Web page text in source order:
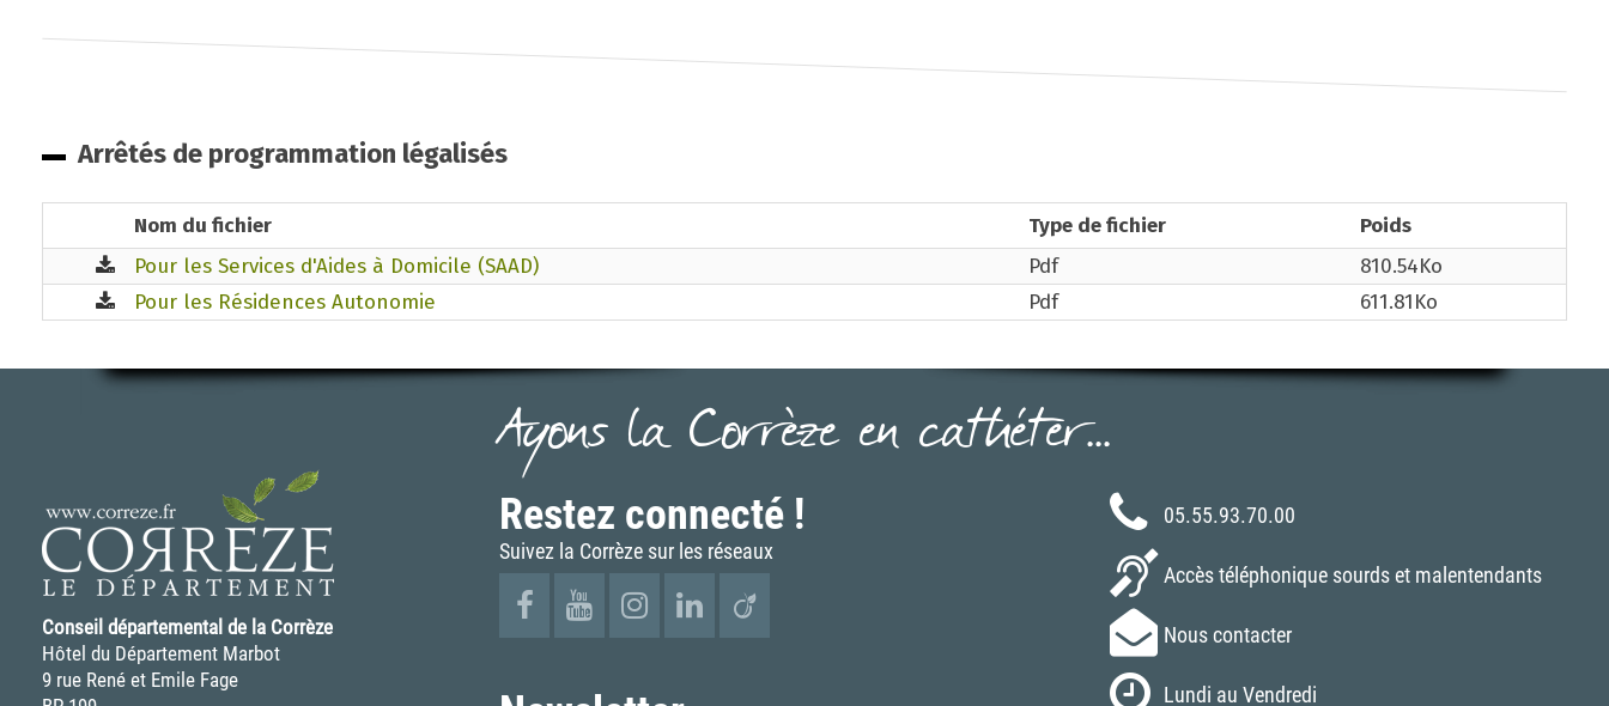
Arrêtés de programmation légalisés
Nom du fichier Type de fichier
Poids
Pour les Services d'Aides à Domicile (SAAD)
Pdf
810.54Ko
Pour les Résidences Autonomie
Pdf 611.81Ko
Ayons la Corrèze en cathéter...
Conseil départemental de la Corrèze
Hôtel du Département Marbot
9 rue René et Emile Fage
Restez connecté !
Suivez la Corrèze sur les réseaux
05.55.93.70.00
Accès téléphonique sourds et malentendants
Nous contacter
Lundi au Vendredi